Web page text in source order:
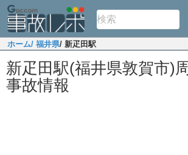
ホーム/ 福井県/ 新疋田駅
新疋田駅(福井県敦賀市)
事故情報